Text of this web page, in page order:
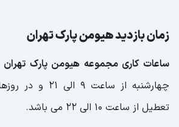
زمان بازدید هیومن پارک تهران
ساعات کاری مجموعه هیومن پارک تهران
چهارشنبه از
تعطیل از ساعت 10 الی 22 می باشد.